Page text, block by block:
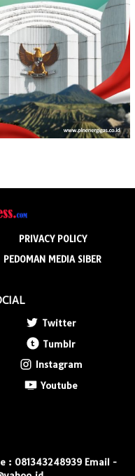
PRIVACY POLICY
PEDOMAN MEDIA SIBER
Twitter
Tumblr
Instagram
Youtube
: 081343248939 Email -